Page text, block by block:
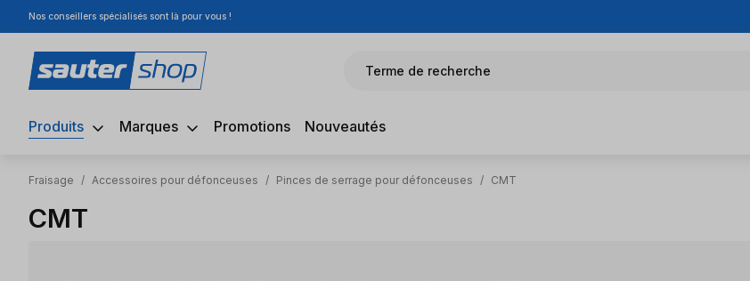
au contenu principal
Passer à la recherche
Passer à la navigation principale
Nos conseillers spécialisés sont là pour vous !
Terme de recherche
Produits Marques Promotions Nouveautés
Fraisage / Accessoires pour défonceuses / Pinces de serrage pour défonceuses / CMT
CMT